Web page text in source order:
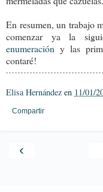
En resumen, un trabajo
comenzar ya la
enumeracióny las
contaré!
Elisa Hernández en 11/01/
Compartir
‹